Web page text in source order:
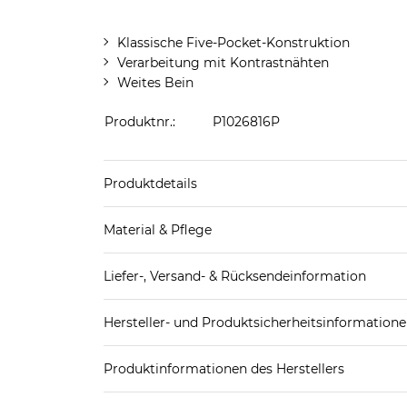
Klassische Five-Pocket-Konstruktion
Verarbeitung mit Kontrastnähten
Weites Bein
Produktnr.: P1026816P
Produktdetails
Material & Pflege
Pflegekennzeichnung:
Liefer-, Versand- & Rücksendeinformation
Spedition
Hersteller- und
MOS MOSH A/S
Produktinformationen des Herstellers